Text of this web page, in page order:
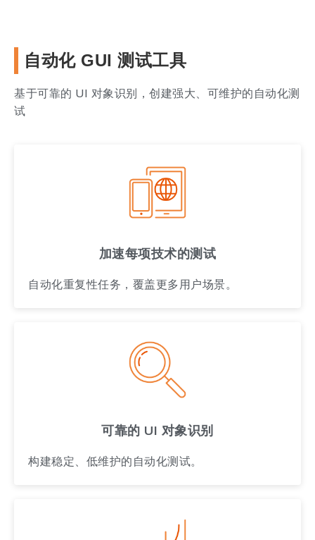
自动化 GUI 测试工具
基于可靠的 UI 对象识别，创建强大、可维护的自动化测
试
加速每项技术的测试
自动化重复性任务，覆盖更多用户场景。
可靠的 UI 对象识别
构建稳定、低维护的自动化测试。